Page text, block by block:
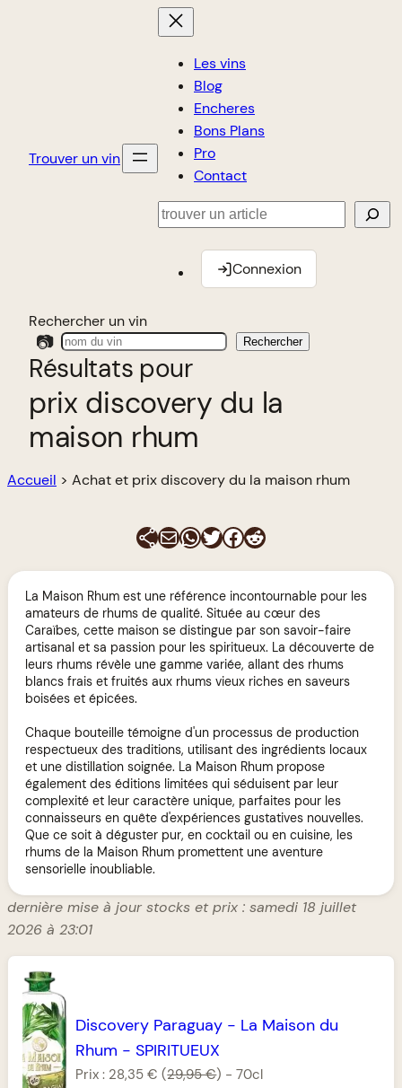
Trouver un vin
Les vins
Blog
Encheres
Bons Plans
Pro
Contact
Rechercher
Connexion
Rechercher un vin
📷 Rechercher
Résultats pour
prix discovery du la
maison rhum
Accueil > Achat et prix discovery du la maison rhum
E-mailWhatsApp
Twitter
Facebook
Reddit
La Maison Rhum est une référence incontournable pour les
amateurs de rhums de qualité. Située au cœur des
Caraïbes, cette maison se distingue par son savoir-faire
artisanal et sa passion pour les spiritueux. La découverte de
leurs rhums révèle une gamme variée, allant des rhums
blancs frais et fruités aux rhums vieux riches en saveurs
boisées et épicées.
Chaque bouteille témoigne d'un processus de production
respectueux des traditions, utilisant des ingrédients locaux
et une distillation soignée. La Maison Rhum propose
également des éditions limitées qui séduisent par leur
complexité et leur caractère unique, parfaites pour les
connaisseurs en quête d'expériences gustatives nouvelles.
Que ce soit à déguster pur, en cocktail ou en cuisine, les
rhums de la Maison Rhum promettent une aventure
sensorielle inoubliable.
dernière mise à jour stocks et prix : samedi 18 juillet
2026 à 23:01
Discovery Paraguay - La Maison du
Rhum -SPIRITUEUX
Prix : 28,35 € (29,95 €) -70cl